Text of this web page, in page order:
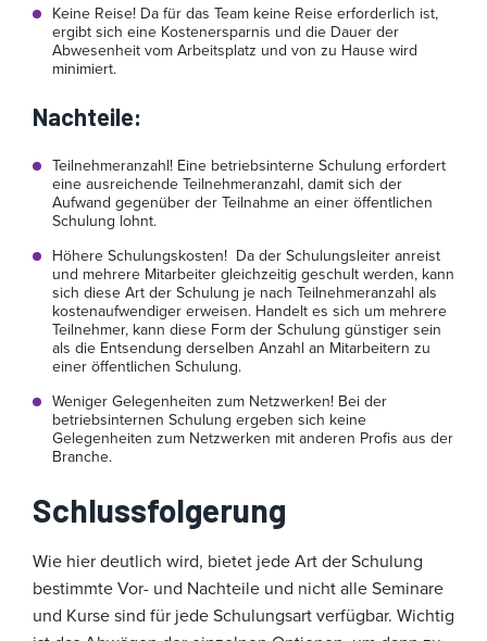
Keine Reise! Da für das Team keine Reise erforderlich ist,
ergibt sich eine Kostenersparnis und die Dauer der
Abwesenheit vom Arbeitsplatz und von zu Hause wird
minimiert.
Nachteile:
Teilnehmeranzahl! Eine betriebsinterne Schulung erfordert
eine ausreichende Teilnehmeranzahl, damit sich der
Aufwand gegenüber der Teilnahme an einer öffentlichen
Schulung lohnt.
Höhere Schulungskosten! Da der Schulungsleiter anreist
und mehrere Mitarbeiter gleichzeitig geschult werden, kann
sich diese Art der Schulung je nach Teilnehmeranzahl als
kostenaufwendiger erweisen. Handelt es sich um mehrere
Teilnehmer, kann diese Form der Schulung günstiger sein
als die Entsendung derselben Anzahl an Mitarbeitern zu
einer öffentlichen Schulung.
Weniger Gelegenheiten zum Netzwerken! Bei der
betriebsinternen Schulung ergeben sich keine
Gelegenheiten zum Netzwerken mit anderen Profis aus der
Branche.
Schlussfolgerung
Wie hier deutlich wird, bietet jede Art der Schulung
bestimmte Vor- und Nachteile und nicht alle Seminare
und Kurse sind für jede Schulungsart verfügbar. Wichtig